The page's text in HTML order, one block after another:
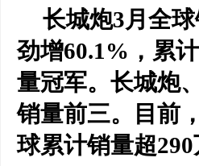
长城炮3月全
劲增60.1%，累
量冠军。 长城炮
销量前三。目 前
球累计销量超290